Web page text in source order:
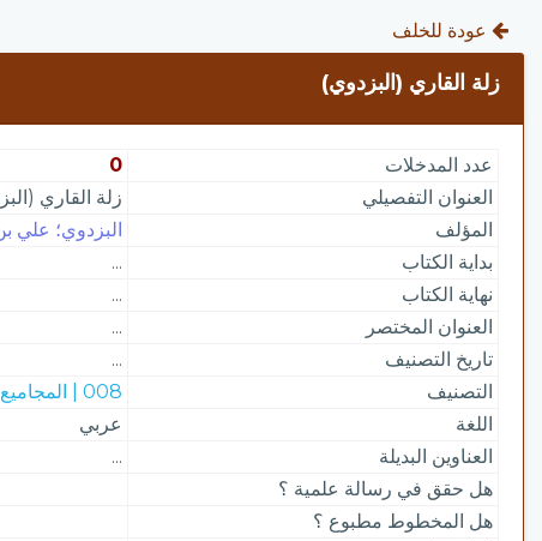
عودة للخلف
زلة القاري (البزدوي)
عدد المدخلات
0
العنوان التفصيلي
زلة القاري
المؤلف
البزدوي؛ علي
بداية الكتاب
...
نهاية الكتاب
...
العنوان المختصر
...
تاريخ التصنيف
...
التصنيف
008 | المجاميع
اللغة
عربي
العناوين البديلة
...
هل حقق في رسالة علمية ؟
هل المخطوط مطبوع ؟